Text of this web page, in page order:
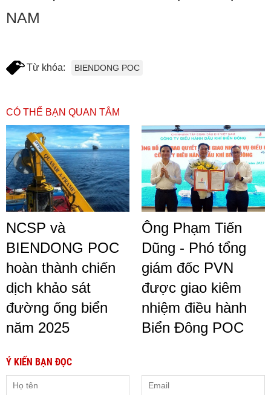
NAM
Từ khóa: BIENDONG POC
CÓ THỂ BẠN QUAN TÂM
NCSP và
BIENDONG POC
hoàn thành chiến
dịch khảo sát
đường ống biển
năm 2025
Ông Phạm Tiến
Dũng - Phó tổng
giám đốc PVN
được giao kiêm
nhiệm điều hành
Biển Đông POC
Ý KIẾN BẠN ĐỌC